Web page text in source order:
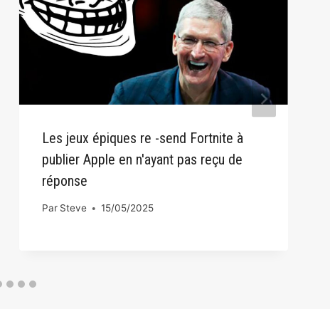
Les jeux épiques re -send Fortnite à
publier Apple en n'ayant pas reçu de
réponse
Par Steve 15/05/2025